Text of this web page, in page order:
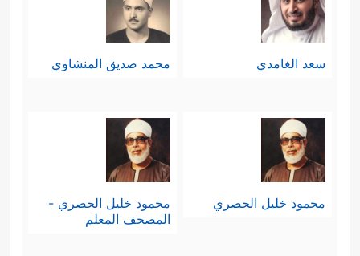
سعد الغامدي محمد صديق المنشاوي
محمود خليل الحصري
محمود خليل الحصري -
المصحف المعلم